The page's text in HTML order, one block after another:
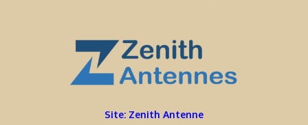
Site: Zenith Antenne